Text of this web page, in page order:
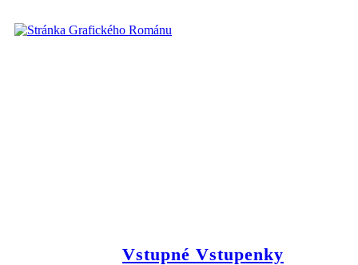
Vstupné Vstupenky